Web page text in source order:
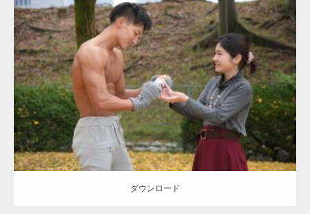
Update:2021.07.8
Category:公園のマッチョ その他 AKIHITO(細マッチョ) 上腕三頭筋
肩
ダウンロード
ダウンロード